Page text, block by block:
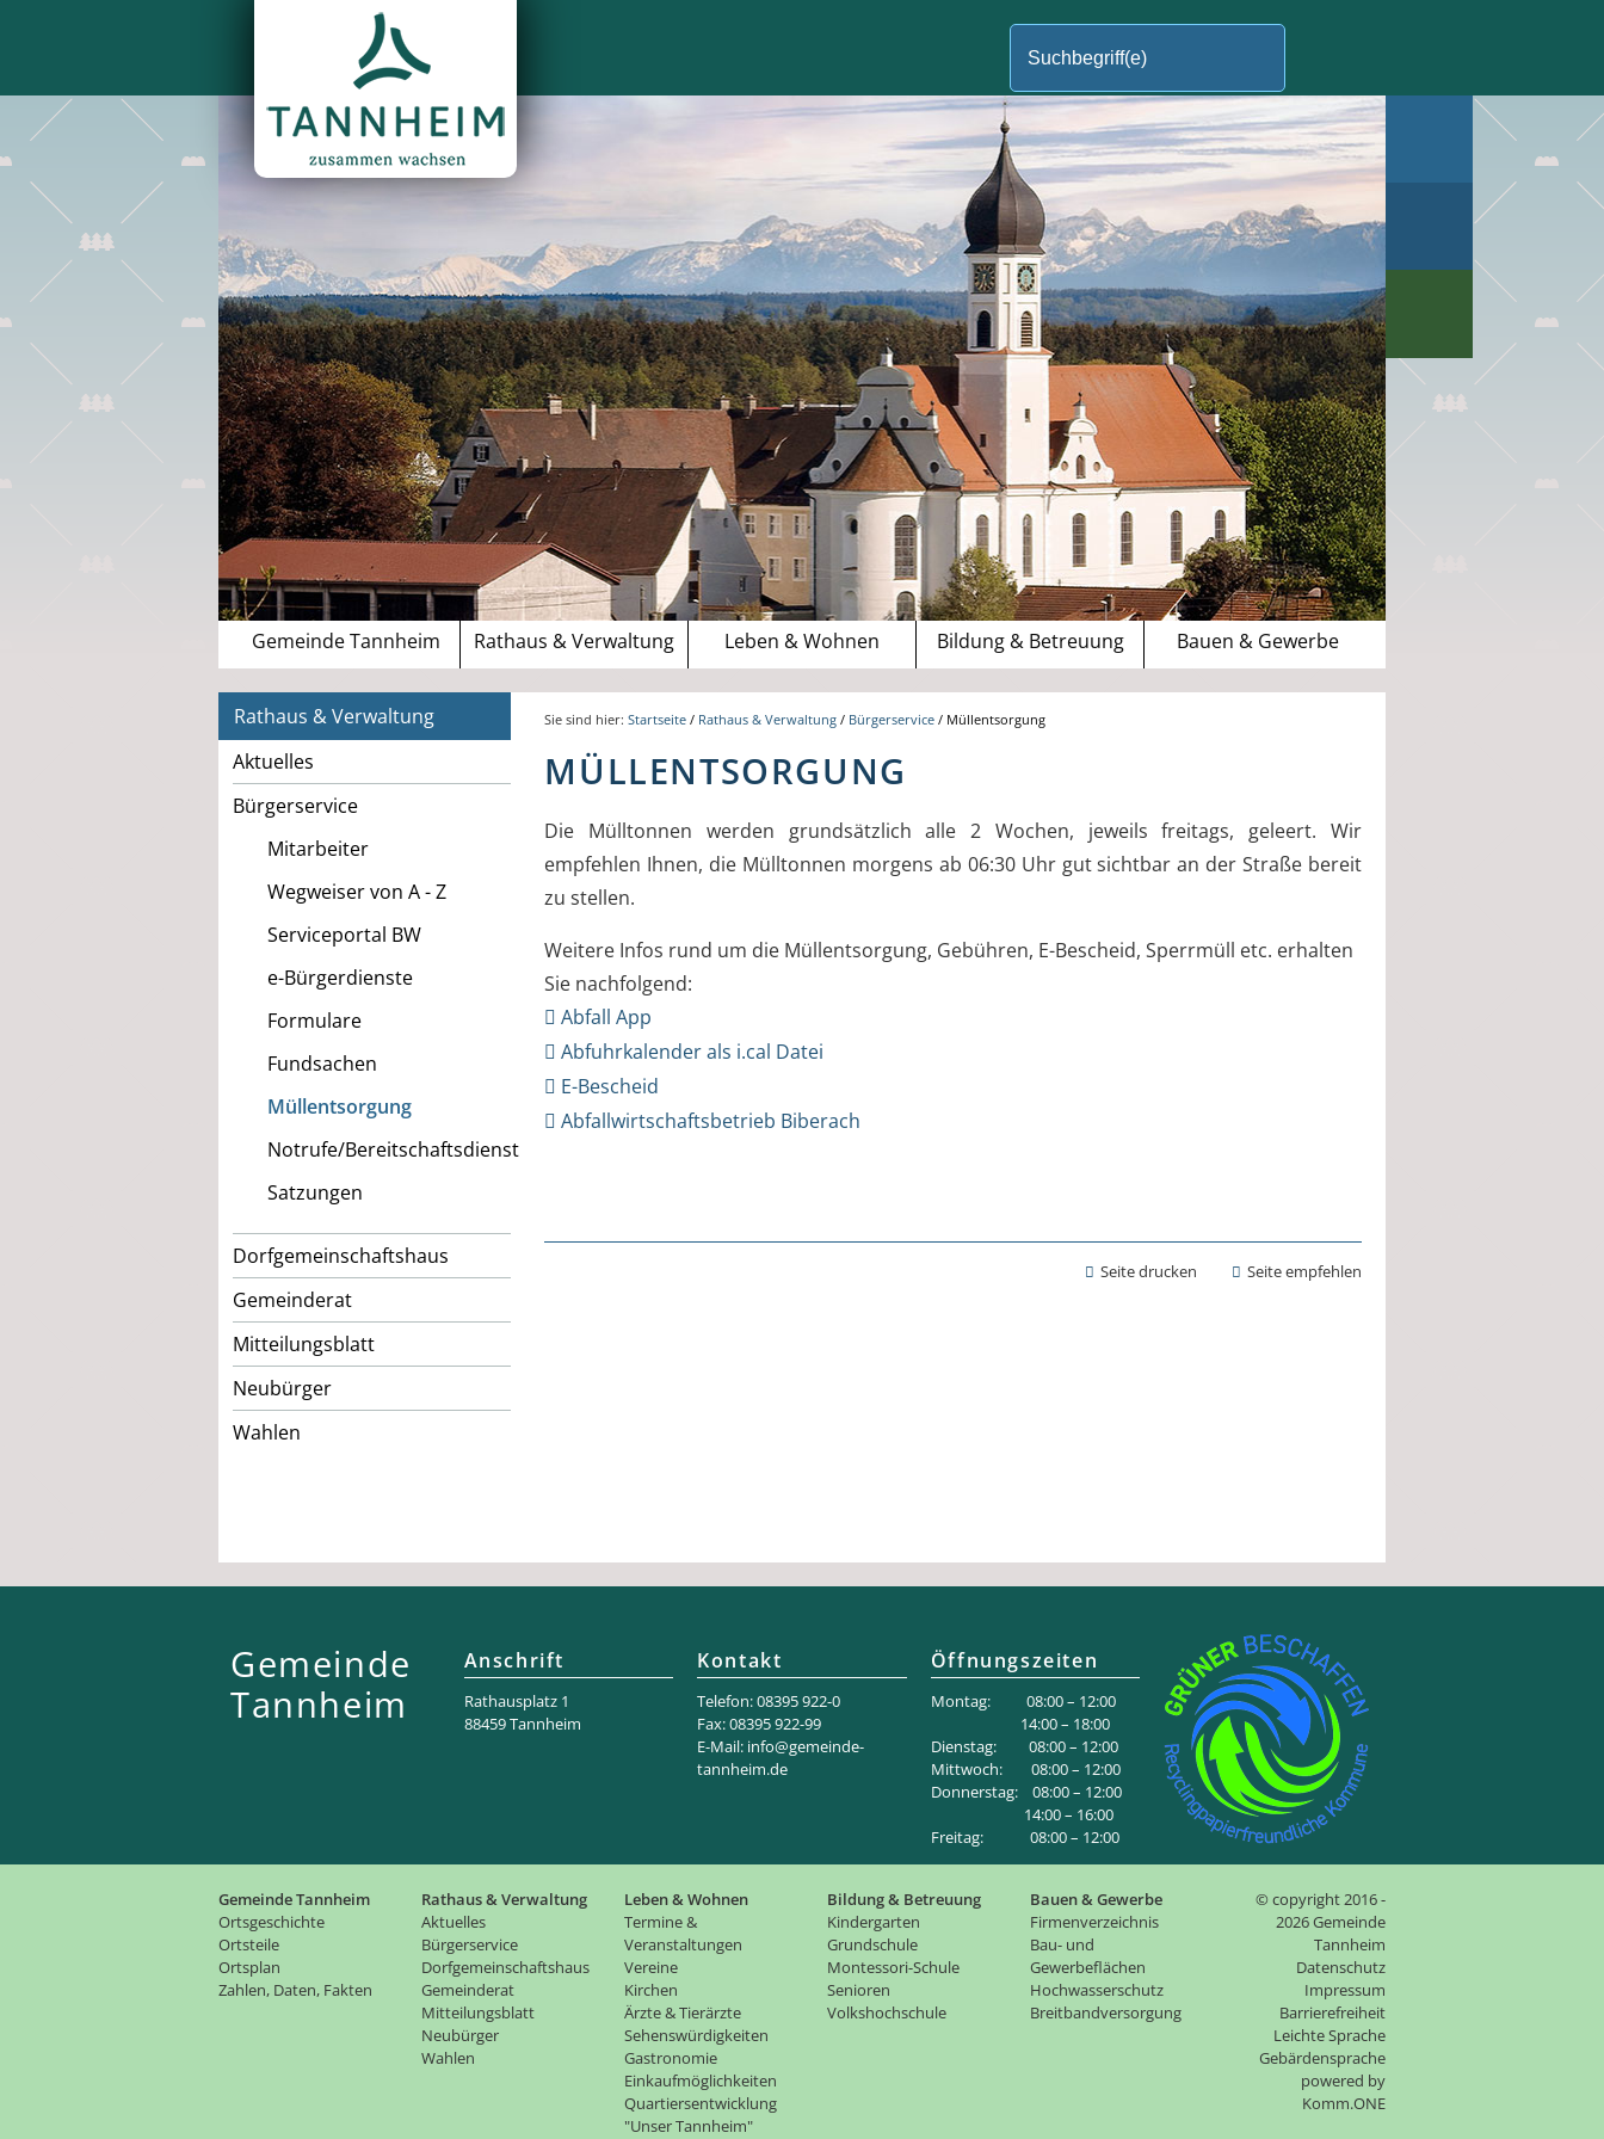
Gemeinde Tannheim Rathaus & Verwaltung Leben & Wohnen Bildung & Betreuung Bauen & Gewerbe
Rathaus & Verwaltung
Aktuelles
Bürgerservice
Mitarbeiter
Wegweiser von A - Z
Serviceportal BW
e-Bürgerdienste
Formulare
Fundsachen
Müllentsorgung
Notrufe/Bereitschaftsdienst
Satzungen
Dorfgemeinschaftshaus
Gemeinderat
Mitteilungsblatt
Neubürger
Wahlen
Sie sind hier:Startseite / Rathaus & Verwaltung / Bürgerservice / Müllentsorgung
MÜLLENTSORGUNG
Die Mülltonnen werden grundsätzlich alle 2 Wochen, jeweils freitags, geleert. Wir
empfehlen Ihnen, die Mülltonnen morgens ab 06:30 Uhr gut sichtbar an der Straße bereit
zu stellen.
Weitere Infos rund um die Müllentsorgung, Gebühren, E-Bescheid, Sperrmüll etc. erhalten
Sie nachfolgend:
Abfall App
Abfuhrkalender als i.cal Datei
E-Bescheid
Abfallwirtschaftsbetrieb Biberach
Seite drucken Seite empfehlen
Gemeinde
Tannheim
Anschrift
Rathaus­platz 1
88459 Tannheim
Kontakt
Telefon: 08395 922-0
Fax: 08395 922-99
E-Mail: info@gemeinde-
tannheim.de
Öffnungszeiten
Montag: 08:00 – 12:00
14:00 – 18:00
Dienstag: 08:00 – 12:00
Mittwoch: 08:00 – 12:00
Donnerstag: 08:00 – 12:00
14:00 – 16:00
Freitag: 08:00 – 12:00
Gemeinde Tannheim
Ortsgeschichte
Ortsteile
Ortsplan
Zahlen, Daten, Fakten
Rathaus & Verwaltung
Aktuelles
Bürgerservice
Dorfgemeinschaftshaus
Gemeinderat
Mitteilungsblatt
Neubürger
Wahlen
Leben & Wohnen
Termine &
Veranstaltungen
Vereine
Kirchen
Ärzte & Tierärzte
Sehenswürdigkeiten
Gastronomie
Einkaufmöglichkeiten
Quartiersentwicklung
"Unser Tannheim"
Bildung & Betreuung
Kindergarten
Grundschule
Montessori-Schule
Senioren
Volkshochschule
Bauen & Gewerbe
Firmenverzeichnis
Bau- und
Gewerbeflächen
Hochwasserschutz
Breitbandversorgung
© copyright 2016 -
2026 Gemeinde
Tannheim
Datenschutz
Impressum
Barrierefreiheit
Leichte Sprache
Gebärdensprache
powered by
Komm.ONE